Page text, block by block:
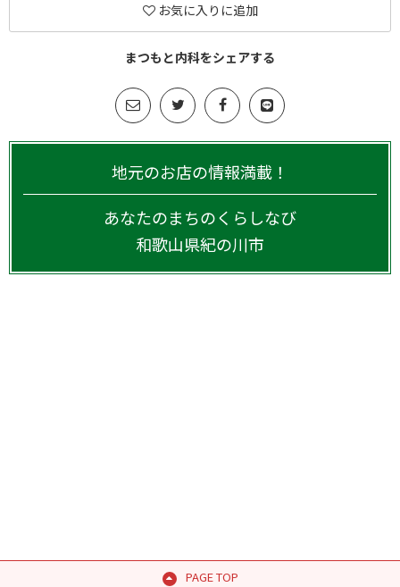
お気に入りに追加
まつもと内科をシェアする
地元のお店の情報満載！
あなたのまちのくらしなび
和歌山県紀の川市
PAGE TOP